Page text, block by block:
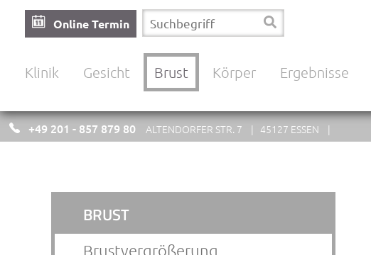
+49 201 - 857 879 80 ALTENDORFER STR. 7 | 45127 ESSEN |
Online Termin
überspringen
Klinik Gesicht Brust Körper Ergebnisse
überspringenBRUST
Brustvergrößerung